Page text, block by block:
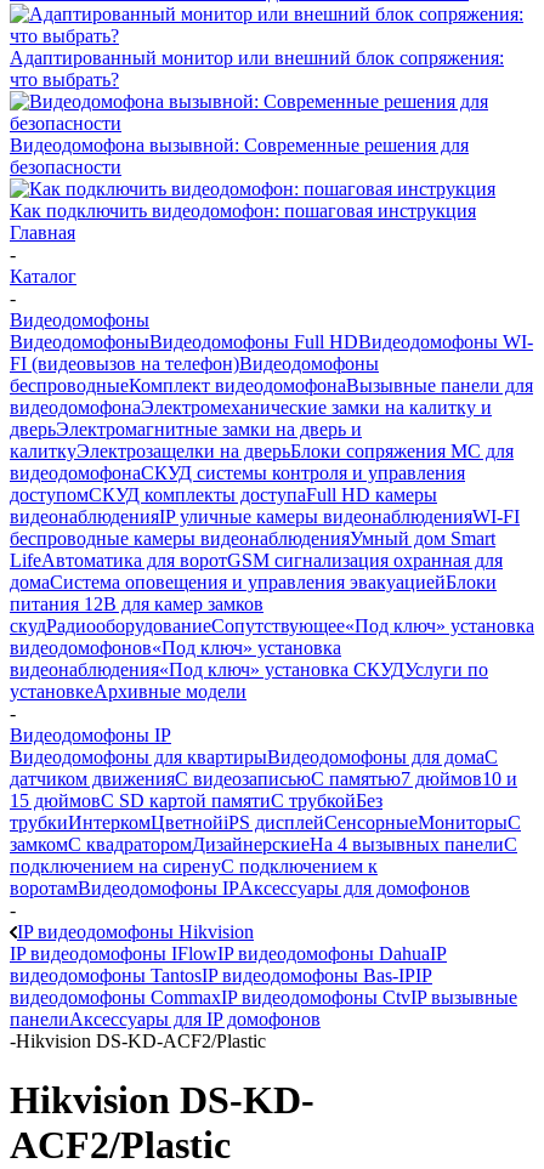
Адаптированный монитор или внешний блок сопряжения:
что выбрать?
Видеодомофона вызывной: Современные решения для
безопасности
Как подключить видеодомофон: пошаговая инструкция
Главная
-
Каталог
-
Видеодомофоны
ВидеодомофоныВидеодомофоны Full HDВидеодомофоны WI-
FI (видеовызов на телефон)Видеодомофоны
беспроводныеКомплект видеодомофонаВызывные панели для
видеодомофонаЭлектромеханические замки на калитку и
дверьЭлектромагнитные замки на дверь и
калиткуЭлектрозащелки на дверьБлоки сопряжения МС для
видеодомофонаСКУД системы контроля и управления
доступомСКУД комплекты доступаFull HD камеры
видеонаблюденияIP уличные камеры видеонаблюденияWI-FI
беспроводные камеры видеонаблюденияУмный дом Smart
LifeАвтоматика для воротGSM сигнализация охранная для
домаCистема оповещения и управления эвакуациейБлоки
питания 12В для камер замков
скудРадиооборудованиеСопутствующее«Под ключ» установка
видеодомофонов«Под ключ» установка
видеонаблюдения«Под ключ» установка СКУДУслуги по
установкеАрхивные модели
-
Видеодомофоны IP
Видеодомофоны для квартирыВидеодомофоны для домаС
датчиком движенияС видеозаписьюC памятью7 дюймов10 и
15 дюймовС SD картой памятиС трубкойБез
трубкиИнтеркомЦветнойiPS дисплейСенсорныеМониторыС
замкомC квадраторомДизайнерскиеНа 4 вызывных панелиС
подключением на сиренуС подключением к
воротамВидеодомофоны IPАксессуары для домофонов
-
IP видеодомофоны Hikvision
IP видеодомофоны IFlowIP видеодомофоны DahuaIP
видеодомофоны TantosIP видеодомофоны Bas-IPIP
видеодомофоны CommaxIP видеодомофоны CtvIP вызывные
панелиАксессуары для IP домофонов
-Hikvision DS-KD-ACF2/Plastic
Hikvision DS-KD-
ACF2/Plastic